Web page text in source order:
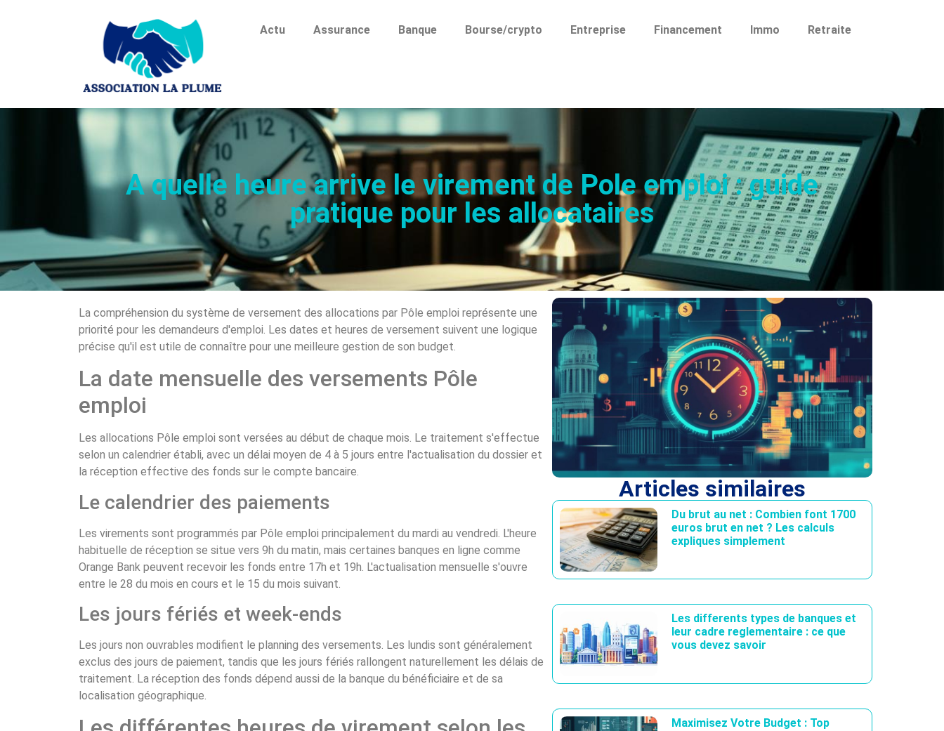
Actu Assurance Banque Bourse/crypto Entreprise Financement Immo Retraite
A quelle heure arrive le virement de Pole emploi : guide
pratique pour les allocataires
La compréhension du système de versement des allocations par Pôle emploi représente une
priorité pour les demandeurs d'emploi. Les dates et heures de versement suivent une logique
précise qu'il est utile de connaître pour une meilleure gestion de son budget.
La date mensuelle des versements Pôle
emploi
Les allocations Pôle emploi sont versées au début de chaque mois. Le traitement s'effectue
selon un calendrier établi, avec un délai moyen de 4 à 5 jours entre l'actualisation du dossier et
la réception effective des fonds sur le compte bancaire.
Le calendrier des paiements
Les virements sont programmés par Pôle emploi principalement du mardi au vendredi. L'heure
habituelle de réception se situe vers 9h du matin, mais certaines banques en ligne comme
Orange Bank peuvent recevoir les fonds entre 17h et 19h. L'actualisation mensuelle s'ouvre
entre le 28 du mois en cours et le 15 du mois suivant.
Les jours fériés et week-ends
Les jours non ouvrables modifient le planning des versements. Les lundis sont généralement
exclus des jours de paiement, tandis que les jours fériés rallongent naturellement les délais de
traitement. La réception des fonds dépend aussi de la banque du bénéficiaire et de sa
localisation géographique.
Articles similaires
Du brut au net : Combien font 1700
euros brut en net ? Les calculs
expliques simplement
Les differents types de banques et
leur cadre reglementaire : ce que
vous devez savoir
Maximisez Votre Budget : Top